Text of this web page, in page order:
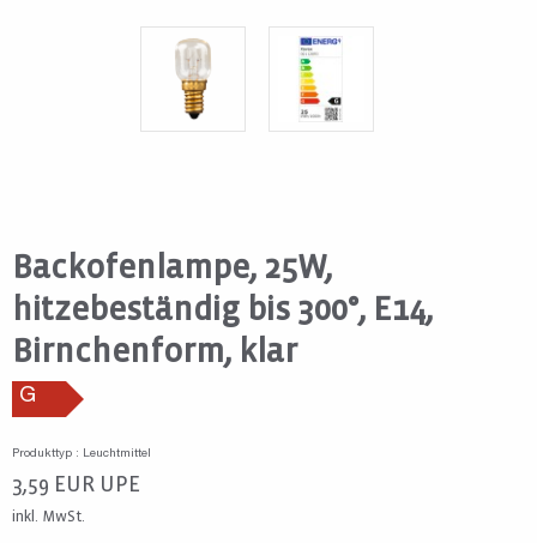
Backofenlampe, 25W,
hitzebeständig bis 300°, E14,
Birnchenform, klar
G
Produkttyp : Leuchtmittel
3,59 EUR UPE
inkl. MwSt.